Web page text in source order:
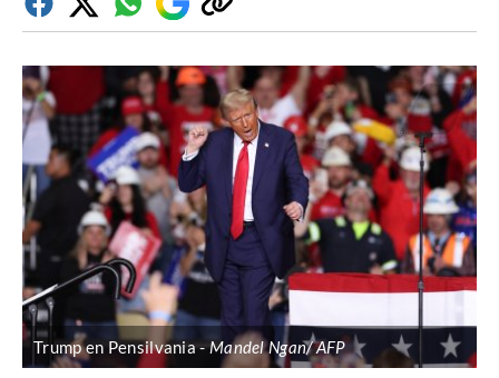
FacebookTwitterWhatsapp
Google
Discover
Copiar
enlace
Trump en Pensilvania Mandel Ngan/ AFP